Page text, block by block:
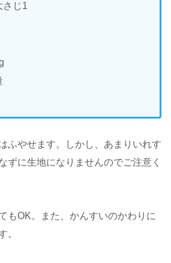
さじ1
ふやせます。しかし、あまりいれす
ずに生地になりませんのでご注意く
もOK。また、かんすいのかわりに
。